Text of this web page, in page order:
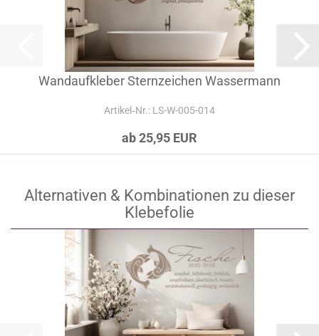
Wandaufkleber Sternzeichen Wassermann
Artikel‑Nr.: LS-W-005-014
ab 25,95 EUR
Alternativen & Kombinationen zu dieser
Klebefolie